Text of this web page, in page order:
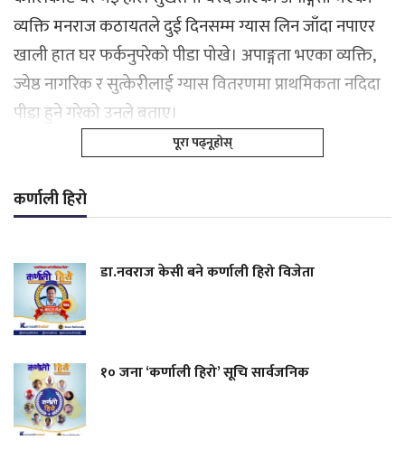
व्यक्ति मनराज कठायतले दुई दिनसम्म ग्यास लिन जाँदा नपाएर
खाली हात घर फर्कनुपरेको पीडा पोखे। अपाङ्गता भएका व्यक्ति,
ज्येष्ठ नागरिक र सुत्केरीलाई ग्यास वितरणमा प्राथमिकता नदिदा
पीडा हुने गरेको उनले बताए।
पूरा पढ्नूहोस्
कर्णाली हिरो
डा.नवराज केसी बने कर्णाली हिरो विजेता
१० जना ‘कर्णाली हिरो’ सूचि सार्वजनिक